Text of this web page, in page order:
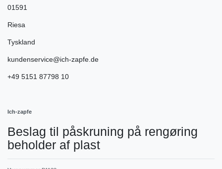
01591
Riesa
Tyskland
kundenservice@ich-zapfe.de
+49 5151 87798 10
Ich-zapfe
Beslag til påskruning på rengøring
beholder af plast